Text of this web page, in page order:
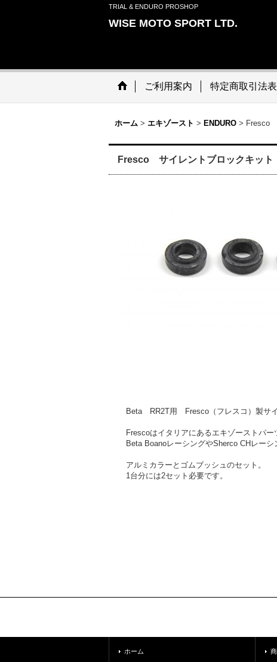
TRIAL & ENDURO PROSHOP
WISE MOTO SPORT LTD.
ご利用案内 特定商取引法
ホーム > エキゾースト > ENDURO > Fresco
Fresco サイレントブロックキッ
Beta RR2T用 Fresco（フレスコ）製サイ
Frescoはイタリアにあるエキゾーストパー
Beta BoanoレーシングやSherco CHレー
アルミカラーとゴムブッシュのセット。
1台分には2セット必要です。
ホーム